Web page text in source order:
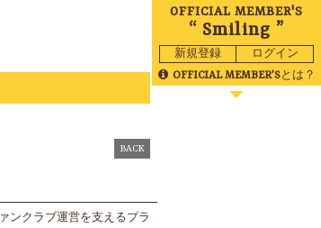
OFFICIAL MEMBER'S
“ Smiling ”
新規登録 ログイン
OFFICIAL MEMBER’Sとは？
BACK
ンクラブ運営を支えるプラ